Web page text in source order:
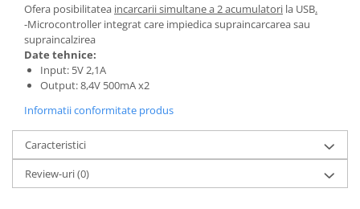
Ofera posibilitatea incarcarii simultane a 2 acumulatori la USB.
-Microcontroller integrat care impiedica supraincarcarea sau
supraincalzirea
Date tehnice:
Input: 5V 2,1A
Output: 8,4V 500mA x2
Informatii conformitate produs
Caracteristici
Review-uri(0)